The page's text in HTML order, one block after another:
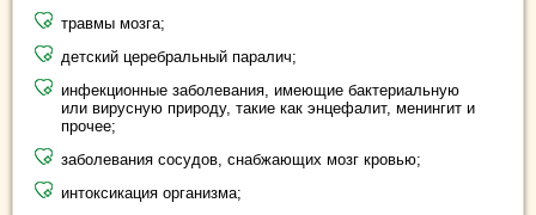
травмы мозга;
детский церебральный паралич;
инфекционные заболевания, имеющие бактериальную
или вирусную природу, такие как энцефалит, менингит и
прочее;
заболевания сосудов, снабжающих мозг кровью;
интоксикация организма;